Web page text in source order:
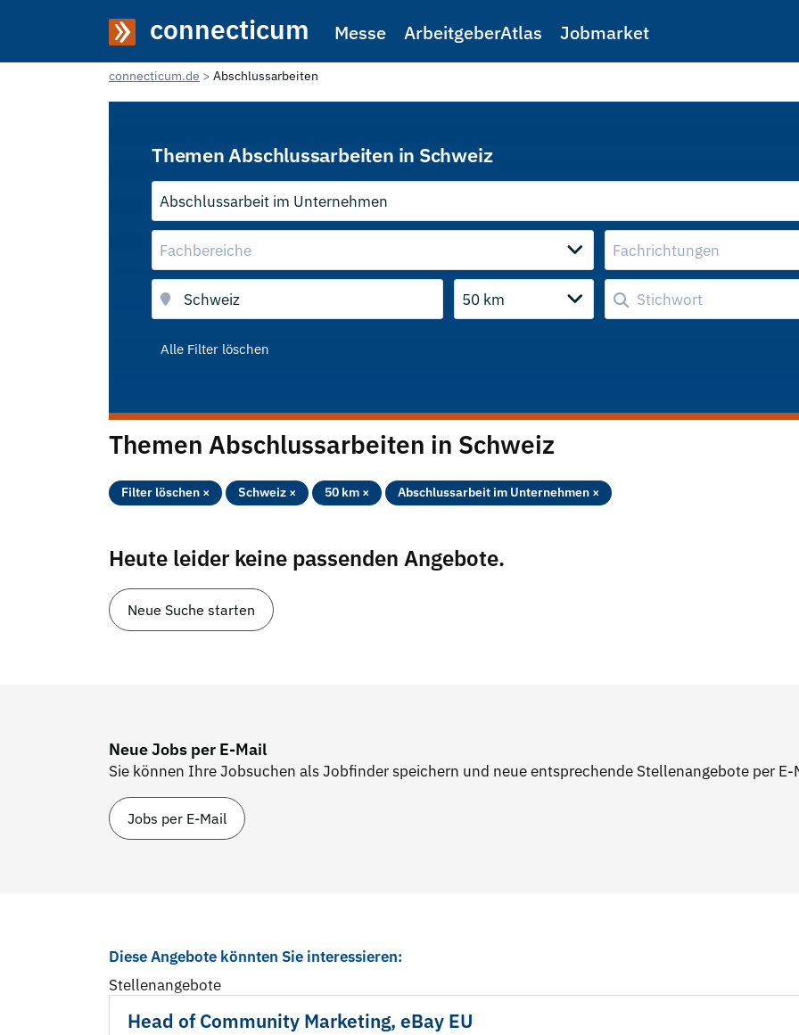
connecticum Messe ArbeitgeberAtlas Jobmarket
connecticum.de Abschlussarbeiten
Themen Abschlussarbeiten in Schweiz
Abschlussarbeit im Unternehmen
Fachbereiche Fachrichtungen
50 km
Alle Filter löschen
Themen Abschlussarbeiten in Schweiz
Filter löschen × Schweiz × 50 km × Abschlussarbeit im Unternehmen ×
Heute leider keine passenden Angebote.
Neue Suche starten
Neue Jobs per E-Mail
Sie können Ihre Jobsuchen als Jobfinder speichern und neue entsprechende Stellenangebote per
Jobs per E-Mail
Diese Angebote könnten Sie interessieren:
Stellenangebote
Head of Community Marketing, eBay EU